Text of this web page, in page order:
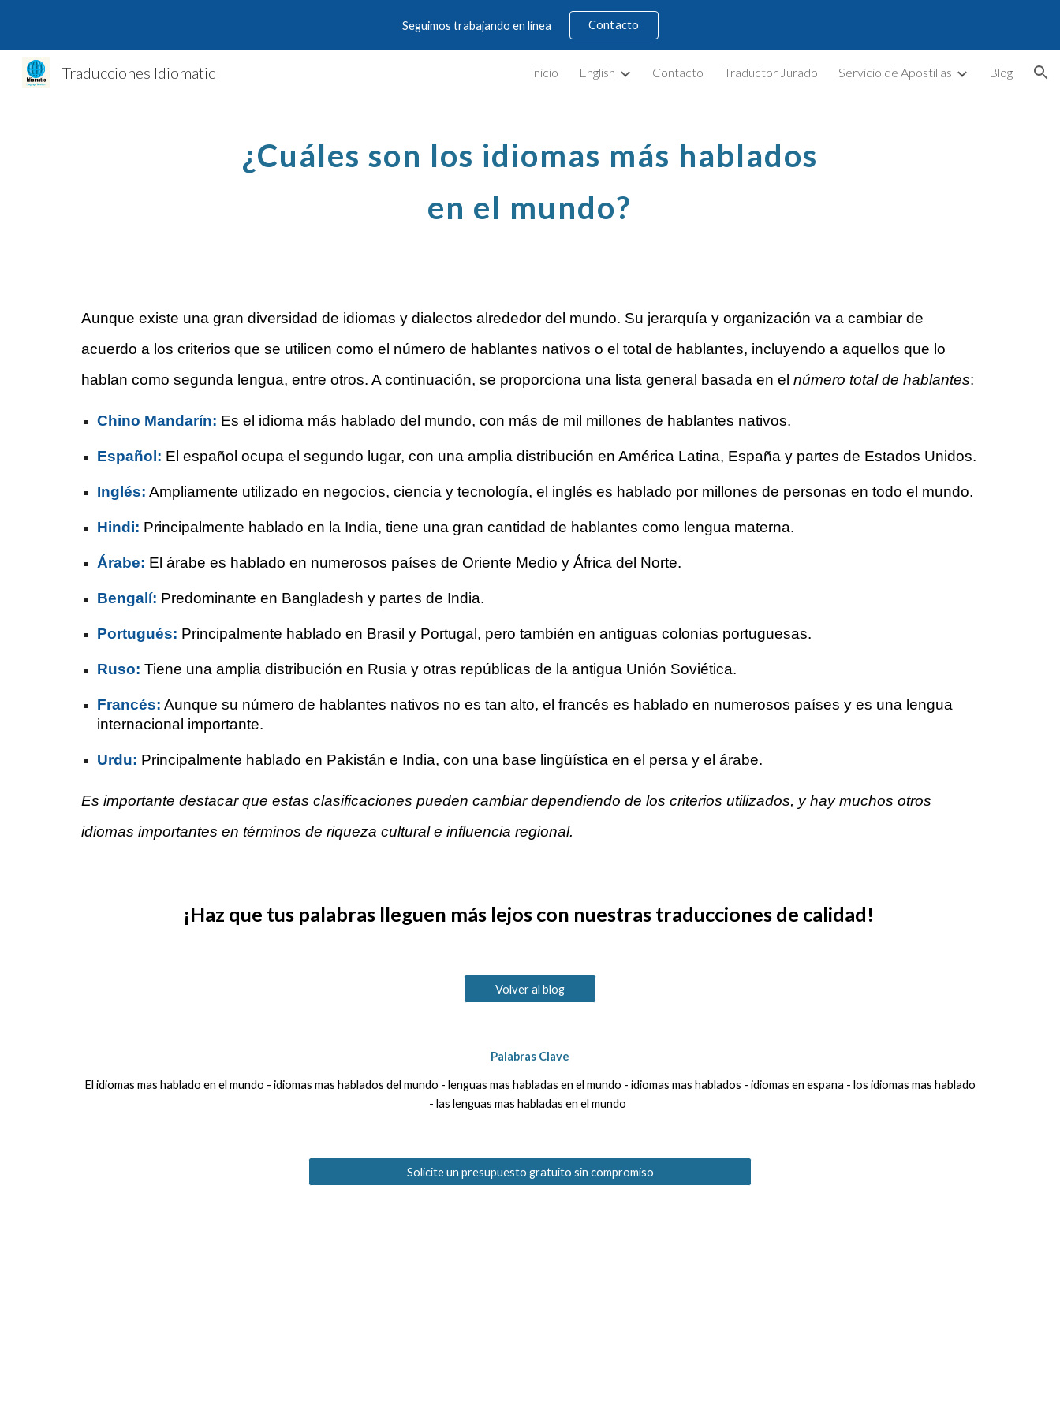
Skip to main content Skip to navigation
Seguimos trabajando en línea Contacto
Traducciones Idiomatic Inicio English Contacto Traductor Jurado Servicio de Apostillas Blog
¿Cuáles son los idiomas más hablados
en el mundo?
Aunque existe una gran diversidad de idiomas y dialectos alrededor del mundo. Su jerarquía y organización va a cambiar de
acuerdo a los criterios que se utilicen como el número de hablantes nativos o el total de hablantes, incluyendo a aquellos que lo
hablan como segunda lengua, entre otros. A continuación, se proporciona una lista general basada en el número total de hablantes:
Chino Mandarín: Es el idioma más hablado del mundo, con más de mil millones de hablantes nativos.
Español: El español ocupa el segundo lugar, con una amplia distribución en América Latina, España y partes de Estados Unidos.
Inglés: Ampliamente utilizado en negocios, ciencia y tecnología, el inglés es hablado por millones de personas en todo el mundo.
Hindi: Principalmente hablado en la India, tiene una gran cantidad de hablantes como lengua materna.
Árabe: El árabe es hablado en numerosos países de Oriente Medio y África del Norte.
Bengalí: Predominante en Bangladesh y partes de India.
Portugués: Principalmente hablado en Brasil y Portugal, pero también en antiguas colonias portuguesas.
Ruso: Tiene una amplia distribución en Rusia y otras repúblicas de la antigua Unión Soviética.
Francés: Aunque su número de hablantes nativos no es tan alto, el francés es hablado en numerosos países y es una lengua
internacional importante.
Urdu: Principalmente hablado en Pakistán e India, con una base lingüística en el persa y el árabe.
Es importante destacar que estas clasificaciones pueden cambiar dependiendo de los criterios utilizados, y hay muchos otros
idiomas importantes en términos de riqueza cultural e influencia regional.
¡Haz que tus palabras lleguen más lejos con nuestras traducciones de calidad!
Volver al blog
Palabras Clave
El idiomas mas hablado en el mundo - idiomas mas hablados del mundo - lenguas mas habladas en el mundo - idiomas mas hablados - idiomas en espana - los idiomas mas hablado
- las lenguas mas habladas en el mundo
Solicite un presupuesto gratuito sin compromiso